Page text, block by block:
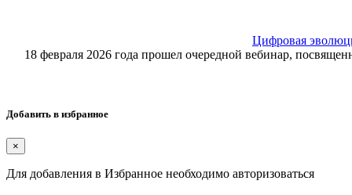
Цифровая
18 февраля 2026 года прошел очередной вебинар,
Добавить в избранное
×
Для добавления в Избранное необходимо авторизоваться